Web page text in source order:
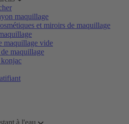
maquillage
et miroirs de maquillage
maquillage vide
maquillage
à l'eau